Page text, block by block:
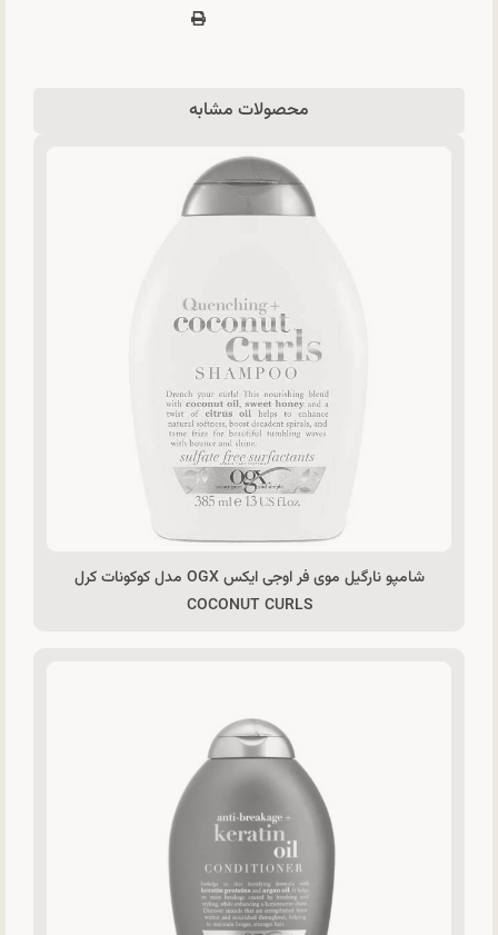
محصولات مشابه
شامپو نارگیل موی فر اوجی ایکس OGX مدل کوکونات کرل
COCONUT CURLS